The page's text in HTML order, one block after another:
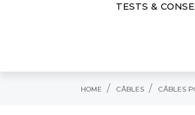
TESTS &
HOME CÂBLES CÂBLES